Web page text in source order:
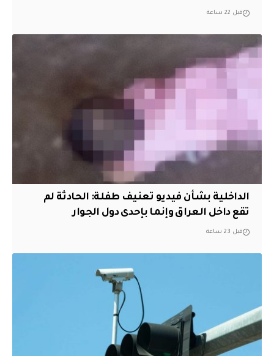
قبل 22 ساعة
الداخلية بشأن فيديو تعنيف طفلة: الحادثة لم
تقع داخل العراق وإنما بإحدى دول الجوار
قبل 23 ساعة